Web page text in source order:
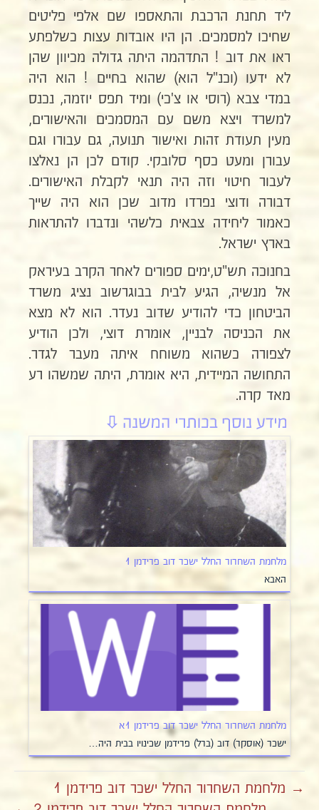
ליד תחנת הרכבת והתאספו שם אלפי פליטים
שחיכו למסמכים. הן היו אובדות עצות כשלפתע
ראו את דוב ! התדהמה היתה גדולה מכיוון שהן
לא ידעו (וכנ"ל הוא) שהוא בחיים ! הוא היה
במדי צבא (רוסי או צ'כי) ומיד תפס יוזמה, נכנס
למשרד ויצא משם עם המסמכים והאישורים,
מעין תעודת זהות ואישור תנועה, גם עבורו וגם
עבורן ומעט כסף סלובקי. קודם לכן הן נאלצו
לעבור חיטוי וזה היה תנאי לקבלת האישורים.
דבורה ודוצי נפרדו מדוב שכן הוא היה שייך
כאמור ליחידה צבאית כלשהי ונדברו להתראות
בארץ ישראל.
בחנוכה תש"ט,ימים ספורים לאחר הקרב בעיראק
אל מנשיה, הגיע לבית בבוגרשוב נציג משרד
הביטחון כדי להודיע שדוב נעדר. הוא לא מצא
את הכניסה לבניין, אומרת דוצי, ולכן הודיע
לצפורה כשהוא משוחח איתה מעבר לגדר.
התחושה המיידית, היא אומרת, היתה שמשהו רע
מאד קרה.
מלחמת השחרור החלל ישכר דוב פרידמן 1
האבא
מלחמת השחרור החלל ישכר דוב פרידמן 1א
ישכר (אוסקר) דוב (ברל) פרידמן שכינויו בבית היה…
→ מלחמת השחרור החלל ישכר דוב פרידמן 1